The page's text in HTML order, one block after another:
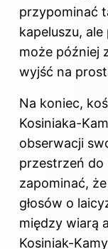
przypominać
kapeluszu,
może później
wyjść na
Na koniec,
Kosiniaka-
obserwacji
przestrzeń do
zapominać,
głosów o
między wiarą
Kosiniak-